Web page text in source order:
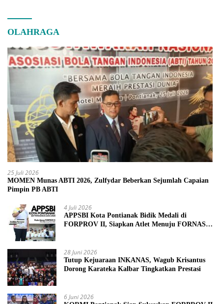
OLAHRAGA
25 Juli 2026
MOMEN Munas ABTI 2026, Zulfydar Beberkan Sejumlah Capaian
Pimpin PB ABTI
4 Juli 2026
APPSBI Kota Pontianak Bidik Medali di
FORPROV II, Siapkan Atlet Menuju FORNAS
28 Juni 2026
Tutup Kejuaraan INKANAS, Wagub Krisantus
Dorong Karateka Kalbar Tingkatkan Prestasi
6 Juni 2026